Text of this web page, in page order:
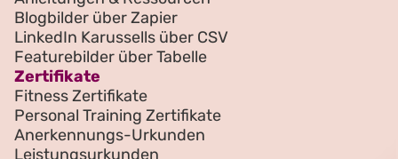
Blogbilder über Zapier
LinkedIn Karussells über CSV
Featurebilder über Tabelle
Zertifikate
Fitness Zertifikate
Personal Training Zertifikate
Anerkennungs-Urkunden
Leistungsurkunden